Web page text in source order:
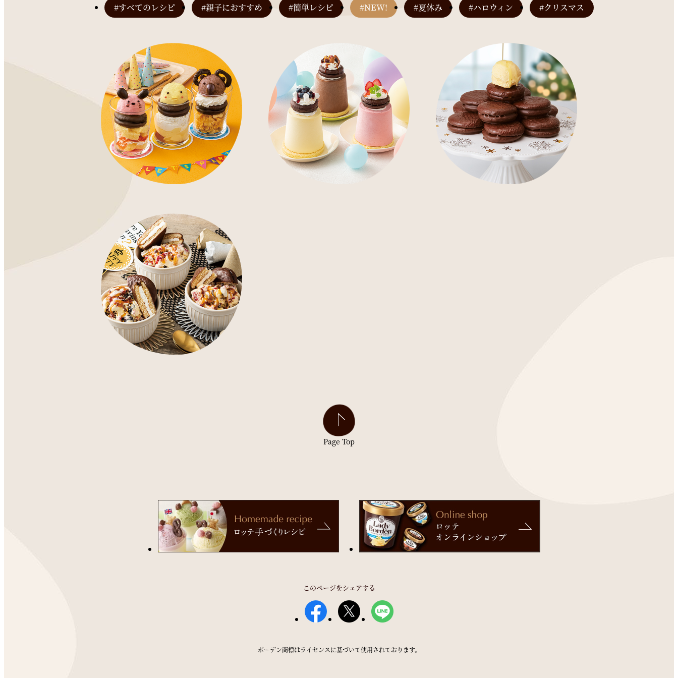
#すべてのレシピ #親子におすすめ #簡単レシピ #NEW! #夏休み #ハロウィン #クリスマス
Page Top
このページをシェアする
ボーデン商標はライセンスに基づいて使用されております。